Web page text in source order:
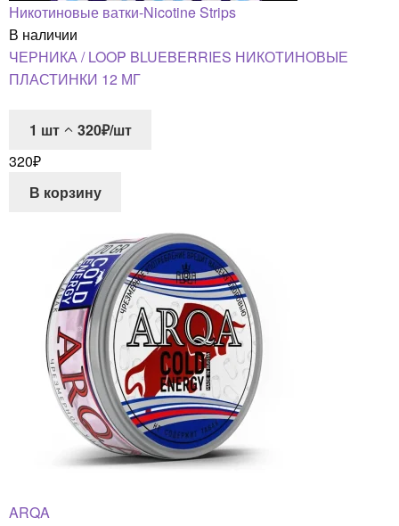
Никотиновые ватки-Nicotine Strips
В наличии
ЧЕРНИКА / LOOP BLUEBERRIES НИКОТИНОВЫЕ
ПЛАСТИНКИ 12 МГ
1 шт
320₽/шт
320₽
В корзину
ARQA